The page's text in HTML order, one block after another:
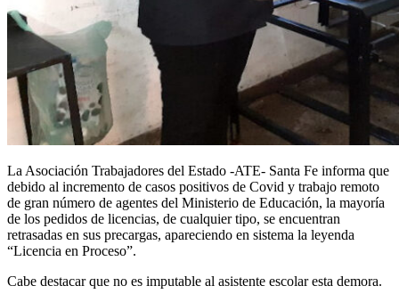
La Asociación Trabajadores del Estado -ATE- Santa Fe informa que
debido al incremento de casos positivos de Covid y trabajo remoto
de gran número de agentes del Ministerio de Educación, la mayoría
de los pedidos de licencias, de cualquier tipo, se encuentran
retrasadas en sus precargas, apareciendo en sistema la leyenda
“Licencia en Proceso”.
Cabe destacar que no es imputable al asistente escolar esta demora.